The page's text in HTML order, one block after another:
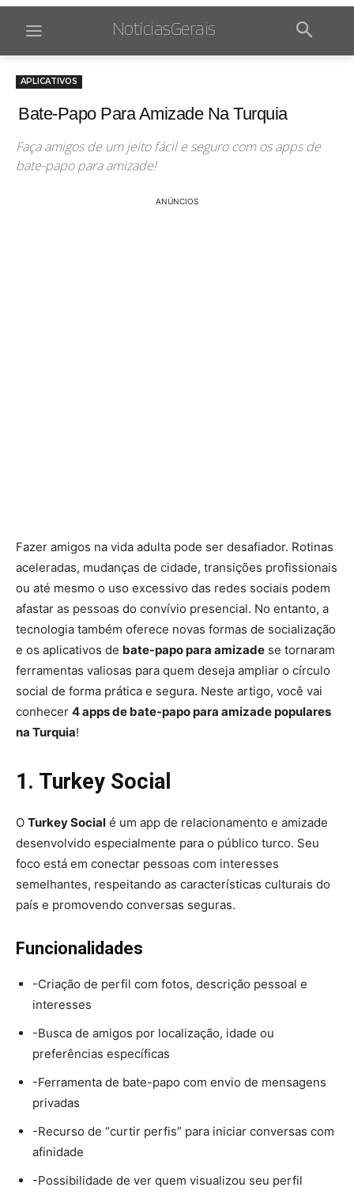
NotíciasGerais
APLICATIVOS
Bate-Papo Para Amizade Na Turquia
Faça amigos de um jeito fácil e seguro com os apps de
bate-papo para amizade!
ANÚNCIOS
Fazer amigos na vida adulta pode ser desafiador. Rotinas
aceleradas, mudanças de cidade, transições profissionais
ou até mesmo o uso excessivo das redes sociais podem
afastar as pessoas do convívio presencial. No entanto, a
tecnologia também oferece novas formas de socialização
e os aplicativos de bate-papo para amizade se tornaram
ferramentas valiosas para quem deseja ampliar o círculo
social de forma prática e segura. Neste artigo, você vai
conhecer 4 apps de bate-papo para amizade populares
na Turquia!
1. Turkey Social
O Turkey Social é um app de relacionamento e amizade
desenvolvido especialmente para o público turco. Seu
foco está em conectar pessoas com interesses
semelhantes, respeitando as características culturais do
país e promovendo conversas seguras.
Funcionalidades
-Criação de perfil com fotos, descrição pessoal e
interesses
-Busca de amigos por localização, idade ou
preferências específicas
-Ferramenta de bate-papo com envio de mensagens
privadas
-Recurso de “curtir perfis” para iniciar conversas com
afinidade
-Possibilidade de ver quem visualizou seu perfil